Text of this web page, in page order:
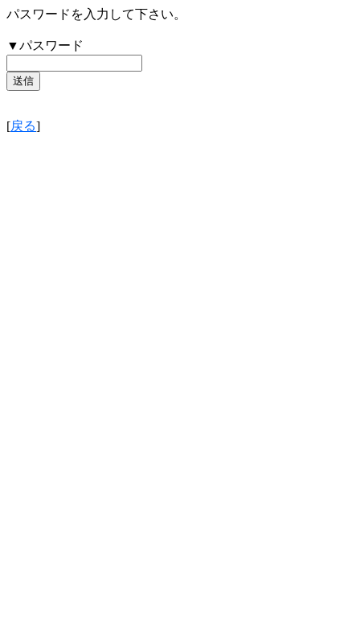
パスワードを入力して下さい。
▼パスワード
[戻る]